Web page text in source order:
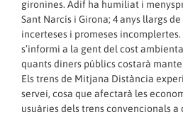
gironines. Adif ha humiliat i
Sant Narcís i Girona; 4 anys llargs
incerteses i promeses incomplertes.
s’informi a la gent del cost
quants diners públics costarà
Els trens de Mitjana Distància
servei, cosa que afectarà les
usuàries dels trens convencionals a